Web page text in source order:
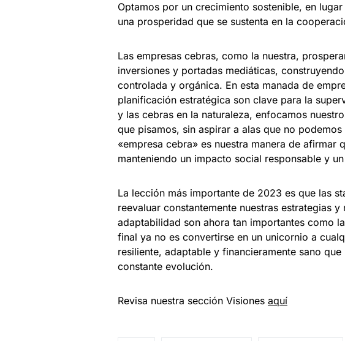
Optamos por un crecimiento sostenible, en
una prosperidad que se sustenta en la
Las empresas cebras, como la nuestra,
inversiones y portadas mediáticas,
controlada y orgánica. En esta manada de
planificación estratégica son clave para la
y las cebras en la naturaleza, enfocamos
que pisamos, sin aspirar a alas que no
«empresa cebra» es nuestra manera de afirmar
manteniendo un impacto social responsable y
La lección más importante de 2023 es que las
reevaluar constantemente nuestras estrategias
adaptabilidad son ahora tan importantes como
final ya no es convertirse en un unicornio a
resiliente, adaptable y financieramente sano
constante evolución.
Revisa nuestra sección Visiones aquí